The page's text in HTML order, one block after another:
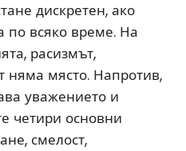
дискретен, ако
по всяко време. На
расизмът,
няма място. Напротив,
уважението и
четири основни
смелост,